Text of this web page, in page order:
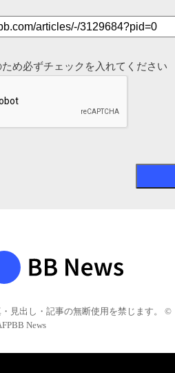
め必ずチェックを入れてください
見出し・記事の無断使用を禁じます。 ©
News